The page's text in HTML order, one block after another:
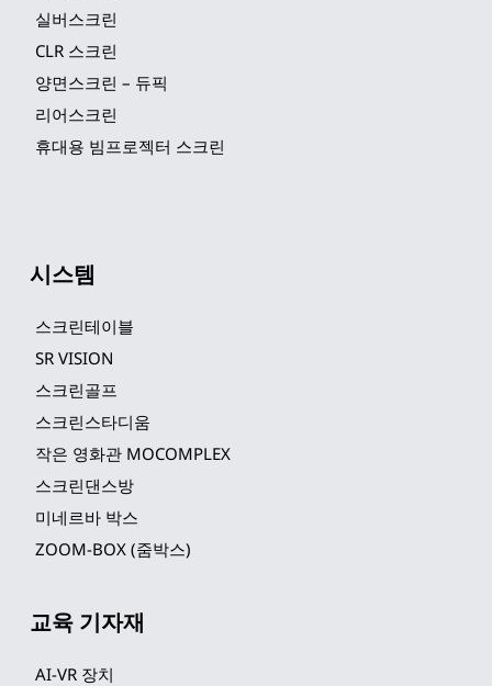
실버스크린
CLR 스크린
양면스크린 – 듀픽
리어스크린
휴대용 빔프로젝터 스크린
시스템
스크린테이블
SR VISION
스크린골프
스크린스타디움
작은 영화관 MOCOMPLEX
스크린댄스방
미네르바 박스
ZOOM-BOX (줌박스)
교육 기자재
AI-VR 장치